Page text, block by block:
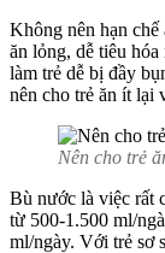
Không nên hạn
ăn lỏng, dễ tiêu
làm trẻ dễ bị đầy
nên cho trẻ ăn ít lại
Nên cho trẻ
Bù nước là việc rất
từ 500-1.500 ml/
ml/ngày. Với trẻ sơ